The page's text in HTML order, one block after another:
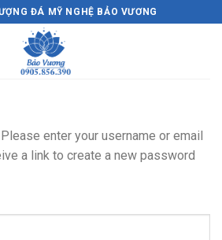
ĐÁ MỸ NGHỆ BẢO VƯƠNG
enter your username or email
a link to create a new password